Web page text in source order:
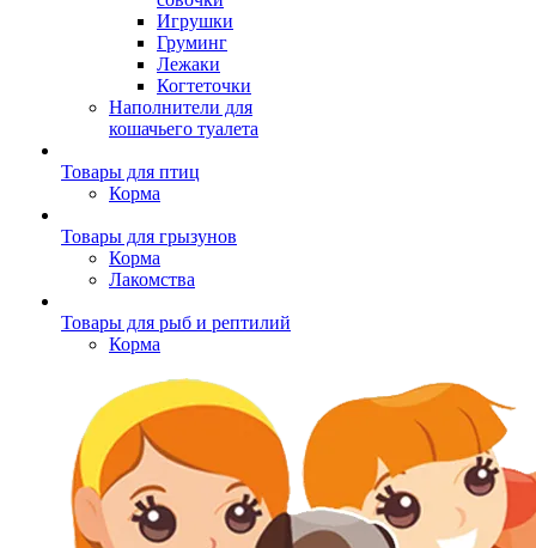
Игрушки
Груминг
Лежаки
Когтеточки
Наполнители для
кошачьего туалета
Товары для птиц
Корма
Товары для грызунов
Корма
Лакомства
Товары для рыб и рептилий
Корма